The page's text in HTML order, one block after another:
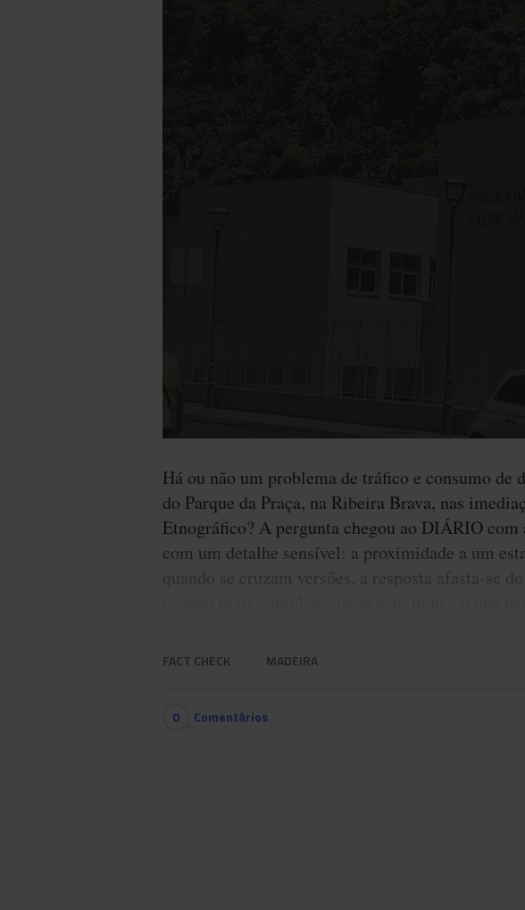
Há ou não um problema de tráfico e consumo de
do Parque da Praça, na Ribeira Brava, nas
Etnográfico? A pergunta chegou ao DIÁRIO com
com um detalhe sensível: a proximidade a um
quando se cruzam versões, a resposta afasta-se
FACT CHECK MADEIRA
0 Comentários